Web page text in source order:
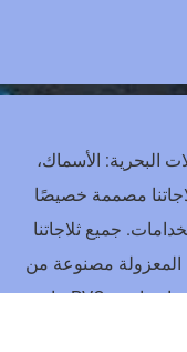
البحرية: الأسماك،
مصممة خصيصًا
جميع ثلاجاتنا
المعزولة مصنوعة من
مادة PVC الصالحة للأغذية بجدران ناعمة